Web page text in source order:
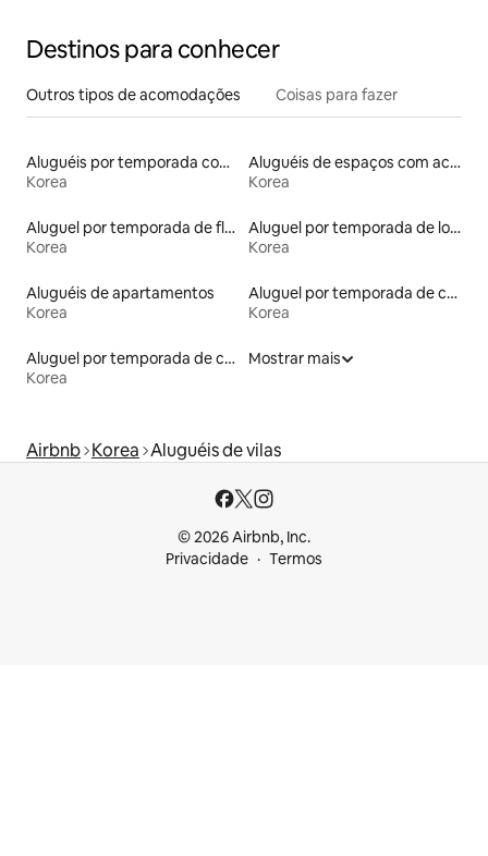
Destinos para conhecer
Outros tipos de acomodações Coisas para fazer
Aluguéis por temporada com caiaque
Korea
Aluguéis de espaços com acesso direto a pistas de esqui
Korea
Aluguel por temporada de flats
Korea
Aluguel por temporada de lofts
Korea
Aluguéis de apartamentos
Korea
Aluguel por temporada de casas de hóspedes
Korea
Aluguel por temporada de contêineres
Korea
Mostrar mais
Airbnb Korea Aluguéis de vilas
© 2026 Airbnb, Inc.
Privacidade
Termos